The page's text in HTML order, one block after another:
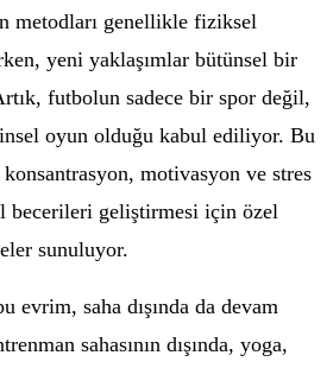
metodları genellikle fiziksel
yeni yaklaşımlar bütünsel bir
futbolun sadece bir spor değil,
oyun olduğu kabul ediliyor. Bu
motivasyon ve stres
becerileri geliştirmesi için özel
sunuluyor.
evrim, saha dışında da devam
sahasının dışında, yoga,